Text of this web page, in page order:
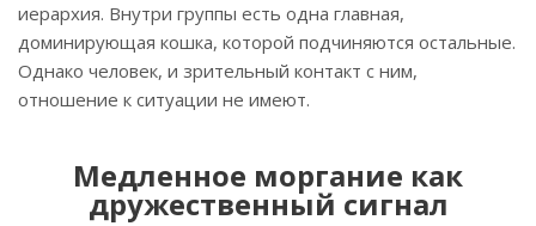
иерархия. Внутри группы есть одна главная,
доминирующая кошка, которой подчиняются остальные.
Однако человек, и зрительный контакт с ним,
отношение к ситуации не имеют.
Медленное моргание как
дружественный сигнал